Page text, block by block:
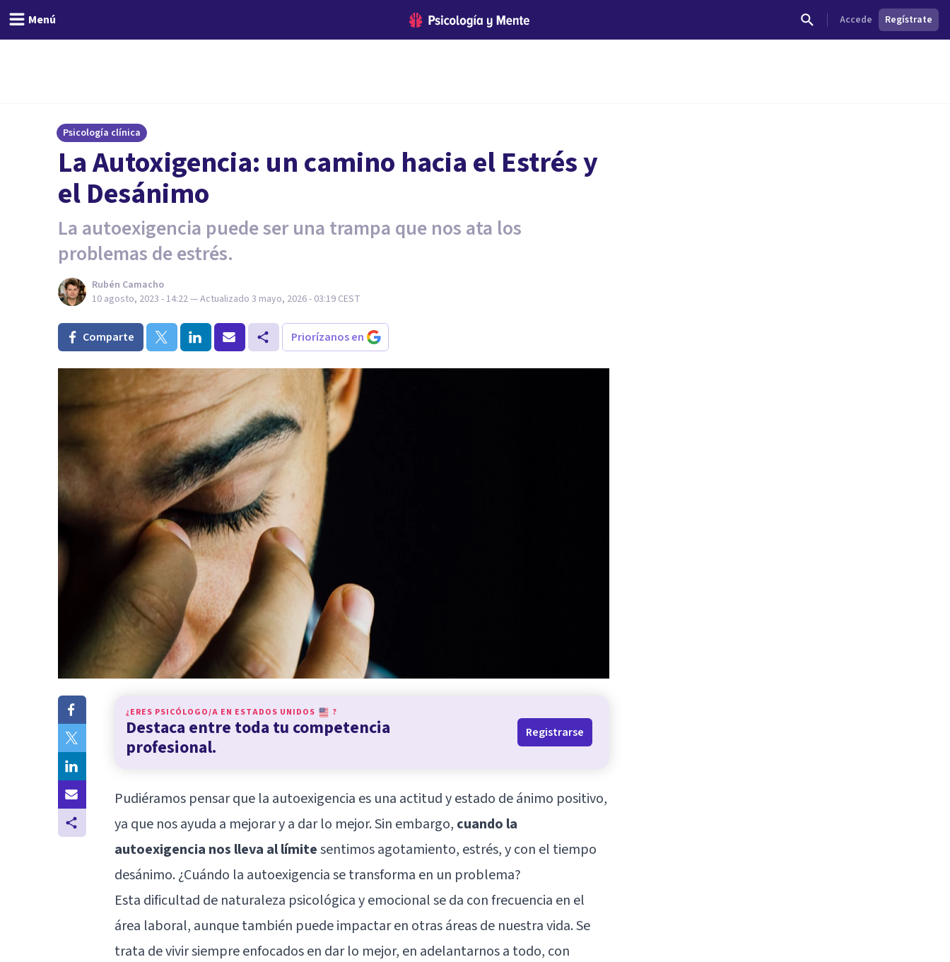
Menú Accede Regístrate
Psicología clínica
La Autoxigencia: un camino hacia el Estrés y
el Desánimo
La autoexigencia puede ser una trampa que nos ata los
problemas de estrés.
Rubén Camacho
10 agosto, 2023 - 14:22— Actualizado 3 mayo, 2026 - 03:19 CEST
Comparte Priorízanos en
¿ERES PSICÓLOGO/A EN ESTADOS UNIDOS ?
Destaca entre toda tu competencia
profesional.
Registrarse
Pudiéramos pensar que la autoexigencia es una actitud y estado de ánimo positivo,
ya que nos ayuda a mejorar y a dar lo mejor. Sin embargo, cuando la
autoexigencia nos lleva al límitesentimos agotamiento, estrés, y con el tiempo
desánimo. ¿Cuándo la autoexigencia se transforma en un problema?
Esta dificultad de naturaleza psicológica y emocional se da con frecuencia en el
área laboral, aunque también puede impactar en otras áreas de nuestra vida. Se
trata de vivir siempre enfocados en dar lo mejor, en adelantarnos a todo, con